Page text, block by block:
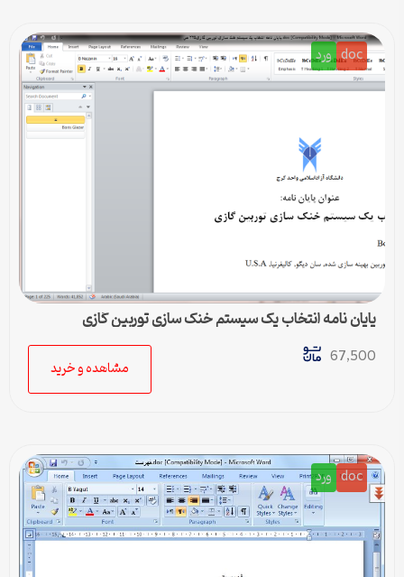
doc ورد
پایان نامه انتخاب یک سیستم خنک سازی توربین گازی
67,500
مشاهده و خرید
doc ورد